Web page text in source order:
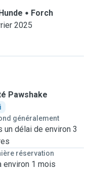
Forch
2025
Pawshake
généralement
un délai de environ 3
réservation
environ 1 mois